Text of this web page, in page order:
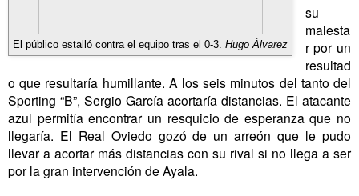
El público estalló contra el equipo tras el 0-3. Hugo Álvarez
su
malesta
r por un
resultad
o que resultaría humillante. A los seis minutos del tanto del
Sporting “B”, Sergio García acortaría distancias. El atacante
azul permitía encontrar un resquicio de esperanza que no
llegaría. El Real Oviedo gozó de un arreón que le pudo
llevar a acortar más distancias con su rival si no llega a ser
por la gran intervención de Ayala.